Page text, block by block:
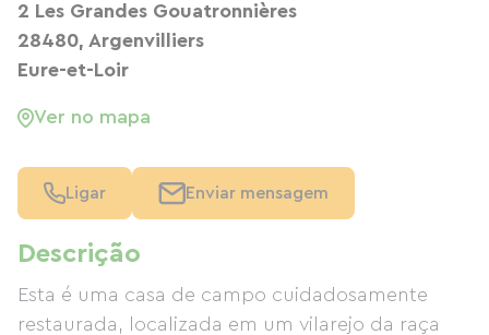
Descrição
Esta é uma casa de campo cuidadosamente
restaurada, localizada em um vilarejo da raça
2 Les Grandes Gouatronnières
28480, Argenvilliers
Eure-et-Loir
Ver no mapa
Ligar Enviar mensagem